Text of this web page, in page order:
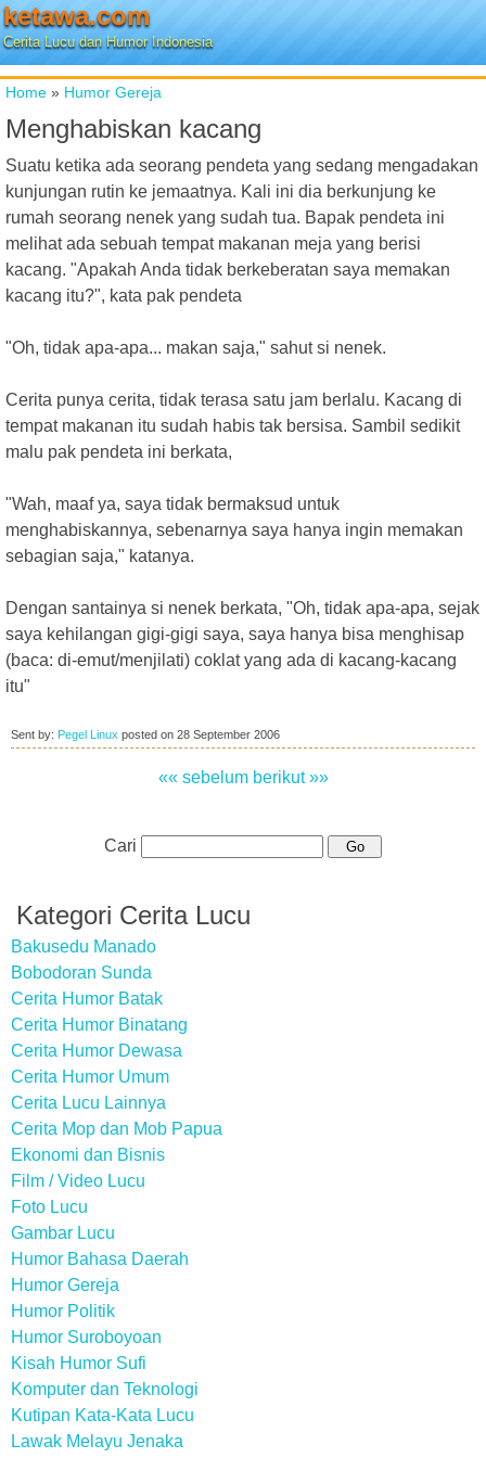
ketawa.com
Cerita Lucu dan Humor Indonesia
Home » Humor Gereja
Menghabiskan kacang
Suatu ketika ada seorang pendeta yang sedang mengadakan
kunjungan rutin ke jemaatnya. Kali ini dia berkunjung ke
rumah seorang nenek yang sudah tua. Bapak pendeta ini
melihat ada sebuah tempat makanan meja yang berisi
kacang. "Apakah Anda tidak berkeberatan saya memakan
kacang itu?", kata pak pendeta
"Oh, tidak apa-apa... makan saja," sahut si nenek.
Cerita punya cerita, tidak terasa satu jam berlalu. Kacang di
tempat makanan itu sudah habis tak bersisa. Sambil sedikit
malu pak pendeta ini berkata,
"Wah, maaf ya, saya tidak bermaksud untuk
menghabiskannya, sebenarnya saya hanya ingin memakan
sebagian saja," katanya.
Dengan santainya si nenek berkata, "Oh, tidak apa-apa, sejak
saya kehilangan gigi-gigi saya, saya hanya bisa menghisap
(baca: di-emut/menjilati) coklat yang ada di kacang-kacang
itu"
Sent by: Pegel Linux posted on 28 September 2006
«« sebelum berikut »»
Cari
Kategori Cerita Lucu
Bakusedu Manado
Bobodoran Sunda
Cerita Humor Batak
Cerita Humor Binatang
Cerita Humor Dewasa
Cerita Humor Umum
Cerita Lucu Lainnya
Cerita Mop dan Mob Papua
Ekonomi dan Bisnis
Film / Video Lucu
Foto Lucu
Gambar Lucu
Humor Bahasa Daerah
Humor Gereja
Humor Politik
Humor Suroboyoan
Kisah Humor Sufi
Komputer dan Teknologi
Kutipan Kata-Kata Lucu
Lawak Melayu Jenaka